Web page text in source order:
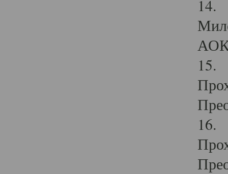
14.
15.
16.